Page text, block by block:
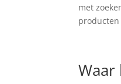
met
Waar